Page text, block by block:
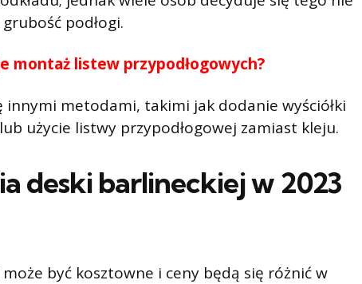
podłogi.
montaż listew przypodłogowych?
innymi metodami, takimi jak dodanie wyściółki
użycie listwy przypodłogowej zamiast kleju.
deski barlineckiej w 2023
być kosztowne i ceny będą się różnić w